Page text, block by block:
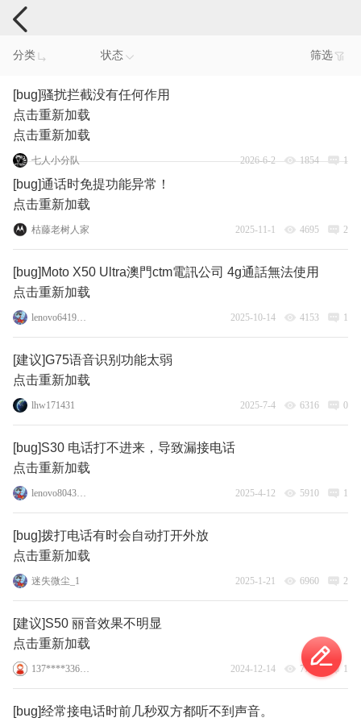
手机反馈
分类 状态 筛选
[bug]骚扰拦截没有任何作用
点击重新加载
点击重新加载
七人小分队 2026-6-2 1854 1
[bug]通话时免提功能异常！
点击重新加载
枯藤老树人家 2025-11-1 4695 2
[bug]Moto X50 Ultra澳門ctm電訊公司 4g通話無法使用
点击重新加载
lenovo64196223 2025-10-14 4153 1
[建议]G75语音识别功能太弱
点击重新加载
lhw171431 2025-7-4 6316 0
[bug]S30 电话打不进来，导致漏接电话
点击重新加载
lenovo80439958 2025-4-12 5910 1
[bug]拨打电话有时会自动打开外放
点击重新加载
迷失微尘_1 2025-1-21 6960 2
[建议]S50 丽音效果不明显
点击重新加载
137****3360_8 2024-12-14 7772 1
[bug]经常接电话时前几秒双方都听不到声音。